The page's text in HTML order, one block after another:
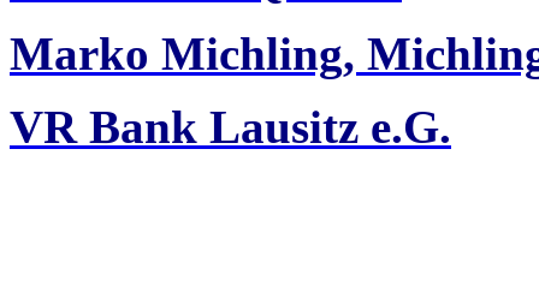
Marko Michling,
VR Bank Lausitz e.G.